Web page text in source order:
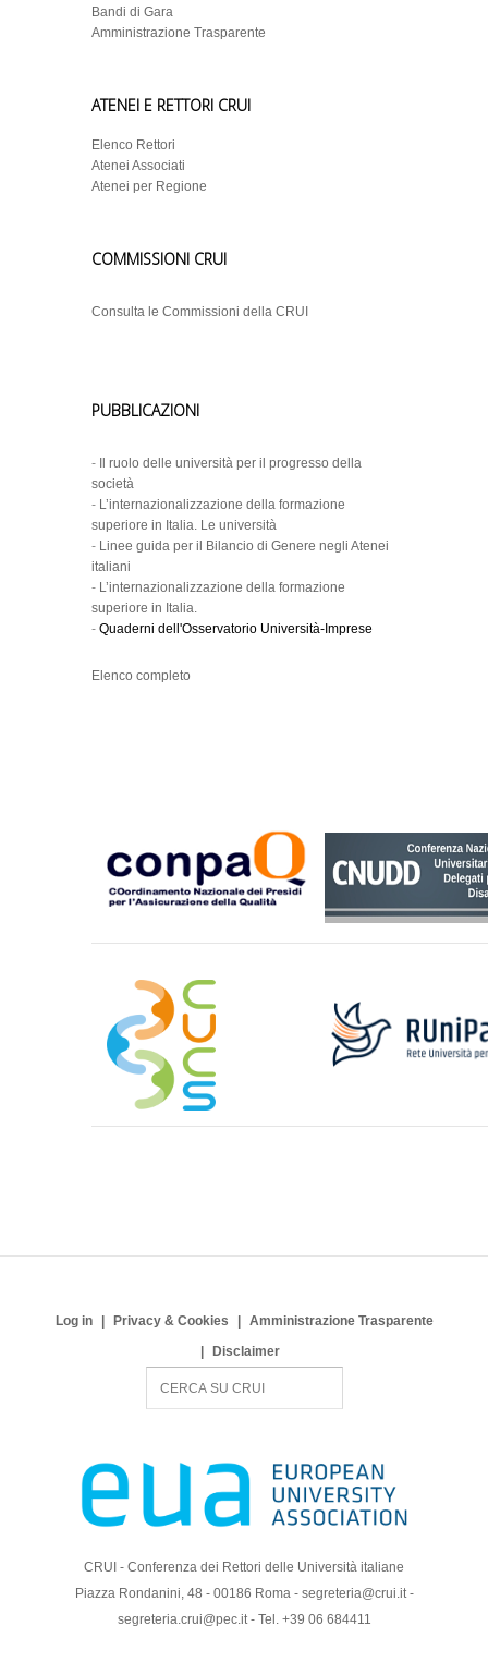
Bandi di Gara
Amministrazione Trasparente
ATENEI E RETTORI CRUI
Elenco Rettori
Atenei Associati
Atenei per Regione
COMMISSIONI CRUI
Consulta le Commissioni della CRUI
PUBBLICAZIONI
-
Il ruolo delle università per il progresso della
società
- L’internazionalizzazione della formazione
superiore in Italia. Le università
- Linee guida per il Bilancio di Genere negli Atenei
italiani
- L’internazionalizzazione della formazione
superiore in Italia.
- Quaderni dell'Osservatorio Università-Imprese
Elenco completo
Log in Privacy & Cookies
Amministrazione Trasparente
Disclaimer
c
CRUI - Conferenza dei Rettori delle Università italiane
Piazza Rondanini, 48 - 00186 Roma - segreteria@crui.it -
segreteria.crui@pec.it - Tel. +39 06 684411